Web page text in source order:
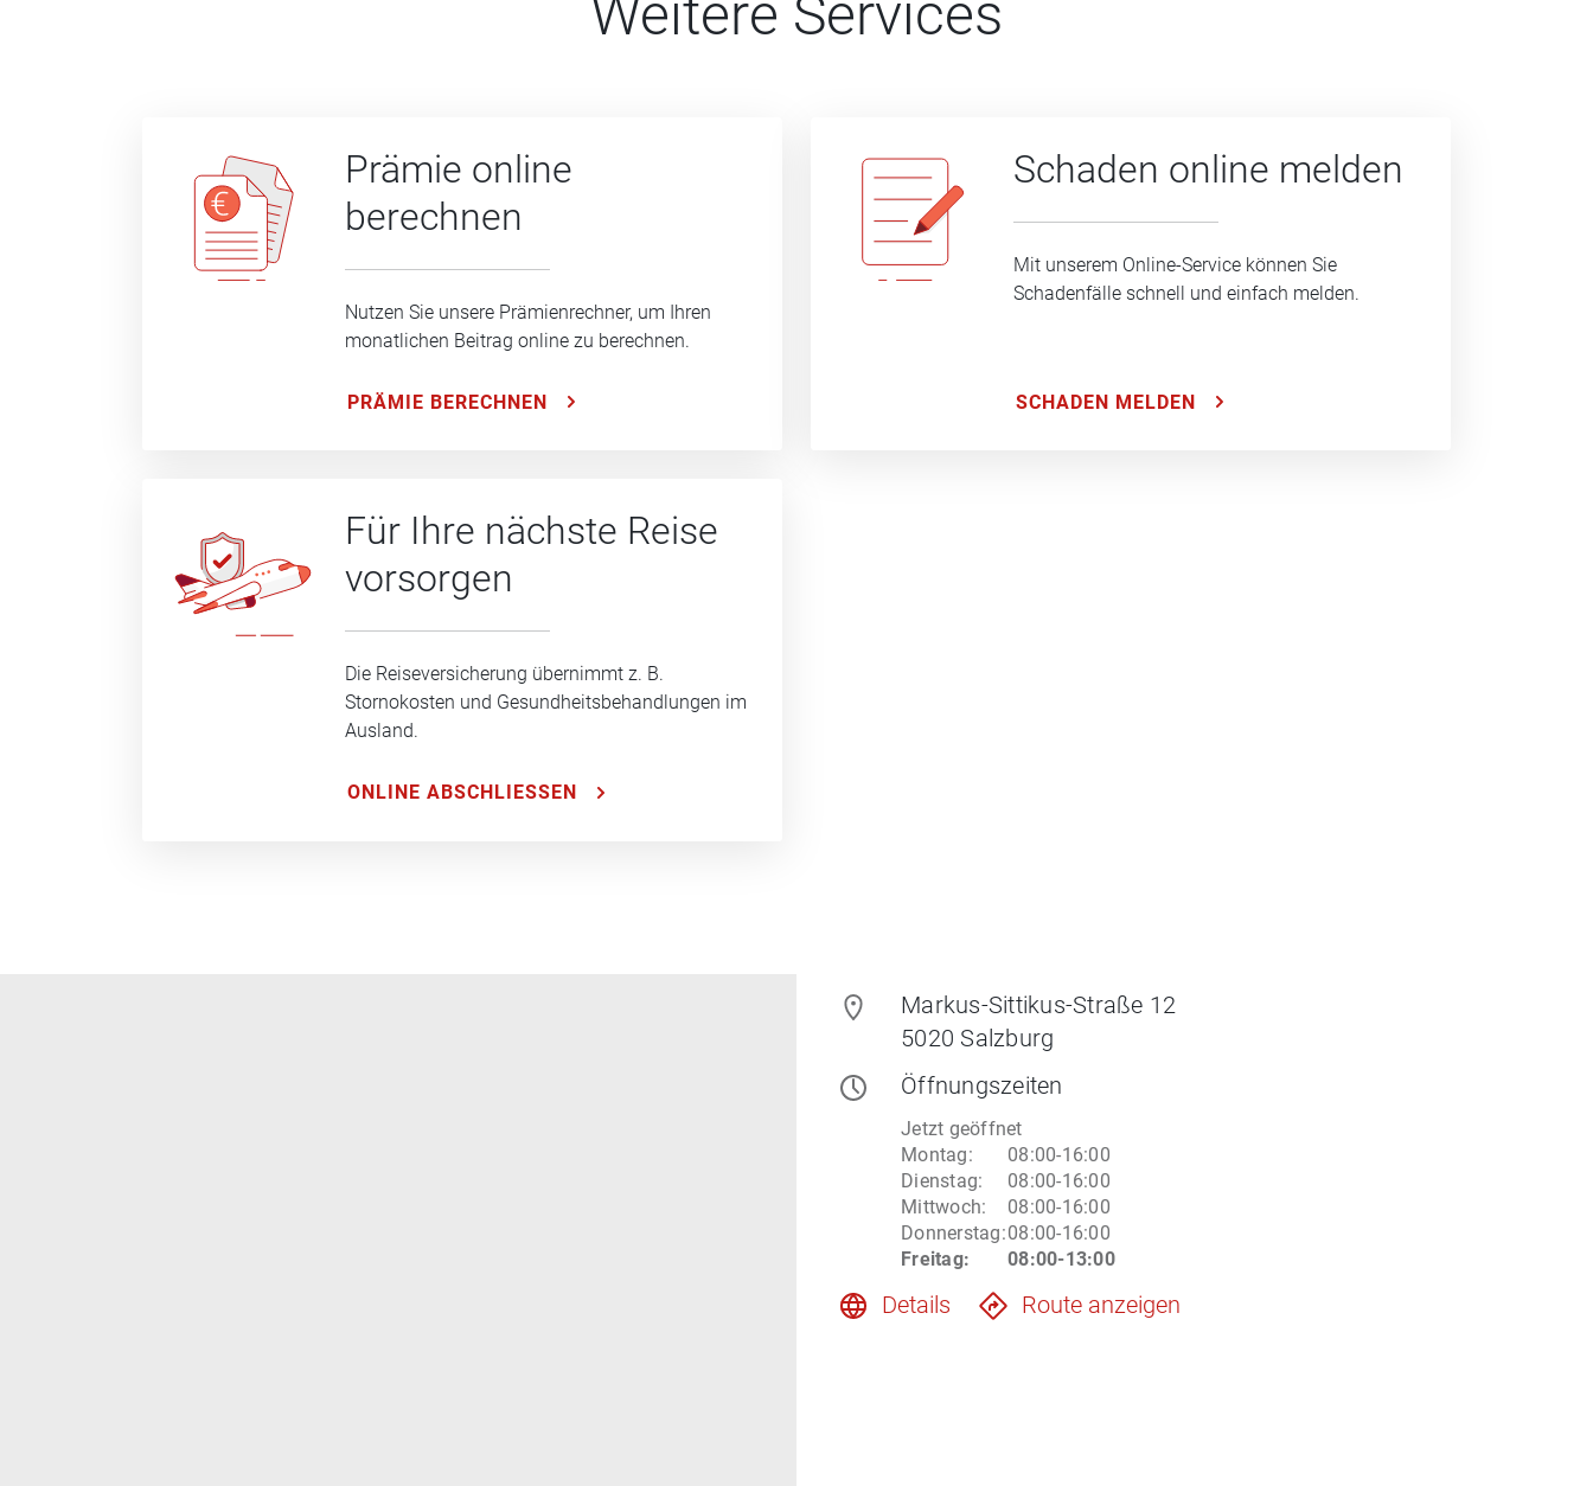
Weitere Services
Prämie online
berechnen
Nutzen Sie unsere Prämienrechner, um Ihren
monatlichen Beitrag online zu berechnen.
PRÄMIE BERECHNEN
Schaden online melden
Mit unserem Online-Service können Sie
Schadenfälle schnell und einfach melden.
SCHADEN MELDEN
Für Ihre nächste Reise
vorsorgen
Die Reiseversicherung übernimmt z. B.
Stornokosten und Gesundheitsbehandlungen im
Ausland.
ONLINE ABSCHLIESSEN
Markus-Sittikus-Straße 12
5020 Salzburg
Öffnungszeiten
Jetzt geöffnet
Montag:
08:00-16:00
Dienstag:
08:00-16:00
Mittwoch:
08:00-16:00
Donnerstag:08:00-16:00
Freitag: 08:00-13:00
Details Route anzeigen